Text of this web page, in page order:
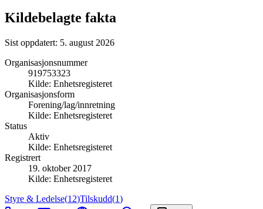
Kildebelagte fakta
Sist oppdatert: 5. august 2026
Organisasjonsnummer
919753323
Kilde: Enhetsregisteret
Organisasjonsform
Forening/lag/innretning
Kilde: Enhetsregisteret
Status
Aktiv
Kilde: Enhetsregisteret
Registrert
19. oktober 2017
Kilde: Enhetsregisteret
Styre & Ledelse(12)Tilskudd(1)